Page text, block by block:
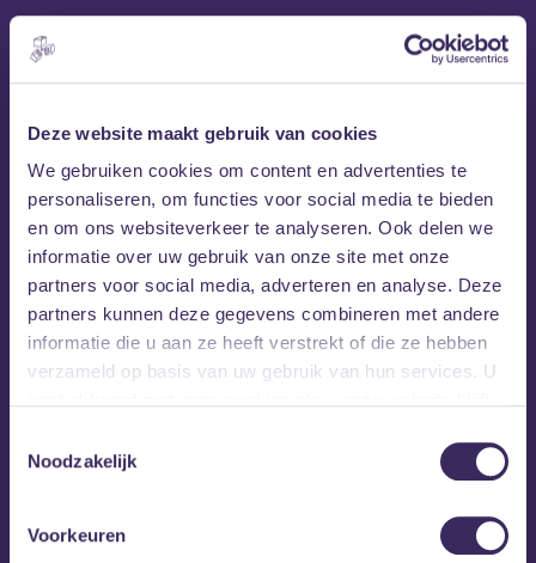
Deze website maakt gebruik van cookies
We gebruiken cookies om content en advertenties te
personaliseren, om functies voor social media te bieden
en om ons websiteverkeer te analyseren. Ook delen we
informatie over uw gebruik van onze site met onze
partners voor social media, adverteren en analyse. Deze
partners kunnen deze gegevens combineren met andere
informatie die u aan ze heeft verstrekt of die ze hebben
verzameld op basis van uw gebruik van hun services. U
Noodzakelijk
Voorkeuren
toekomstplannen. In het popcafé geven onze
medewerkers een presentatie over de plannen van
aankomend seizoen. We geven je een exclusieve
kans om hier als bezoeker als eerste over
geïnformeerd te worden.
Na de presentatie is er genoeg tijd om al je vragen (en tips)
met ons te delen. Dus bezoek je regelmatig MEZZ en ben je
benieuwd naar onze plannen voor aankomend seizoen?
popcafé. De toegang is gratis en om zeker te zijn voor een
plekje, meld je aan via het formulier hieronder.